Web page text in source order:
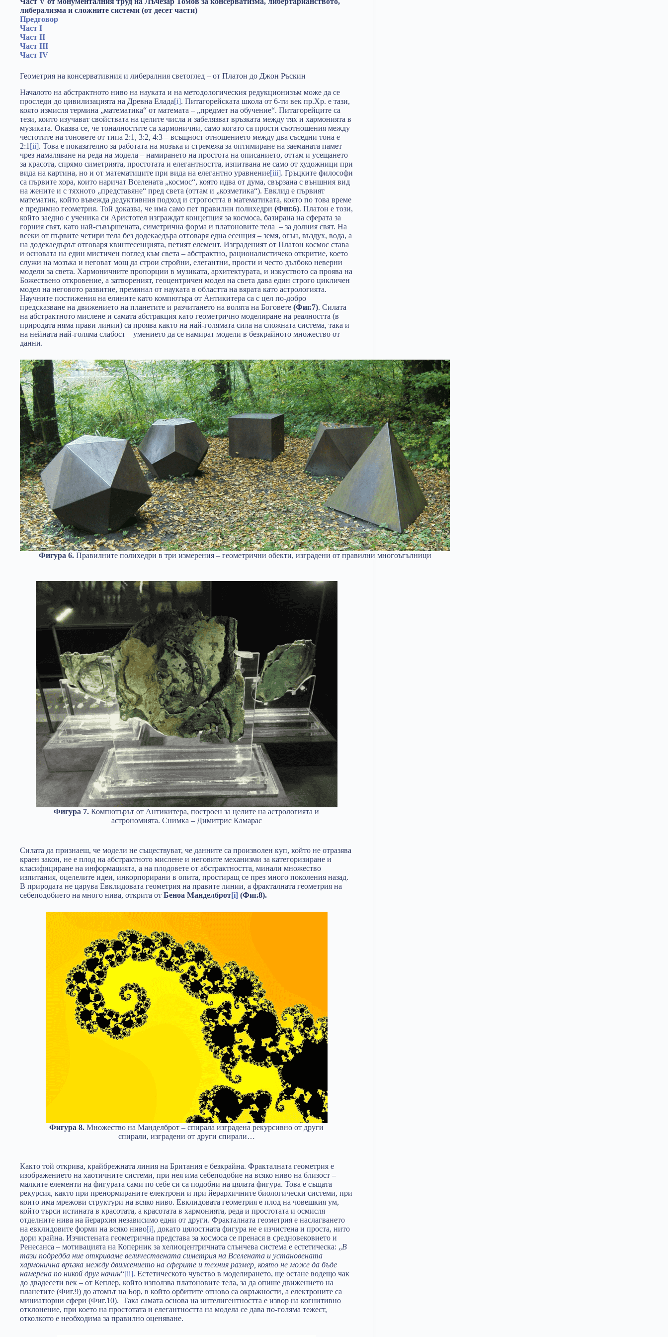
либерализма и сложните системи (от десет части)
Предговор
Част I
Част II
Част III
Част IV
Геометрия на консервативния и либералния светоглед – от Платон до Джон Ръскин
Началото на абстрактното ниво на науката и на методологическия редукционизъм може да се
проследи до цивилизацията на Древна Елада[i]. Питагорейската школа от 6-ти век пр.Хр. е тази,
която измисля термина „математика“ от математа – „предмет на обучение“. Питагорейците са
тези, които изучават свойствата на целите числа и забелязват връзката между тях и хармонията в
музиката. Оказва се, че тоналностите са хармонични, само когато са прости съотношения между
честотите на тоновете от типа 2:1, 3:2, 4:3 – всъщност отношението между два съседни тона е
2:1 [ii]. Това е показателно за работата на мозъка и стремежа за оптимиране на заеманата памет
чрез намаляване на реда на модела – намирането на простота на описанието, оттам и усещането
за красота, спрямо симетрията, простотата и елегантността, изпитвана не само от художници при
вида на картина, но и от математиците при вида на елегантно уравнение[iii]. Гръцките философи
са първите хора, които наричат Вселената „космос“, която идва от дума, свързана с външния вид
на жените и с тяхното „представяне“ пред света (оттам и „козметика“). Евклид е първият
математик, който въвежда дедуктивния подход и строгостта в математиката, която по това време
е предимно геометрия. Той доказва, че има само пет правилни полихедри (Фиг.6). Платон е този,
който заедно с ученика си Аристотел изграждат концепция за космоса, базирана на сферата за
горния свят, като най-съвършената, симетрична форма и платоновите тела – за долния свят. На
всеки от първите четири тела без додекаедъра отговаря една есенция – земя, огън, въздух, вода, а
на додекаедърът отговаря квинтесенцията, петият елемент. Изграденият от Платон космос става
и основата на един мистичен поглед към света – абстрактно, рационалистичеко откритие, което
служи на мозъка и неговат мощ да строи стройни, елегантни, прости и често дълбоко неверни
модели за света. Хармоничните пропорции в музиката, архитектурата, и изкуството са проява на
Божествено откровение, а затвореният, геоцентричен модел на света дава един строго цикличен
модел на неговото развитие, преминал от науката в областта на вярата като астрологията.
Научните постижения на елините като компютъра от Антикитера са с цел по-добро
предсказване на движението на планетите и разчитането на волята на Боговете (Фиг.7). Силата
на абстрактното мислене и самата абстракция като геометрично моделиране на реалността (в
природата няма прави линии) са проява както на най-голямата сила на сложната система, така и
на нейната най-голяма слабост – умението да се намират модели в безкрайното множество от
данни.
Фигура 6.Правилните полихедри в три измерения – геометрични обекти, изградени от правилни многоъгълници
Фигура 7. Компютърът от Антикитера, построен за целите на астрологията и
астрономията. Снимка – Димитрис Камарас
Силата да признаеш, че модели не съществуват, че данните са произволен куп, който не отразява
краен закон, не е плод на абстрактното мислене и неговите механизми за категоризиране и
класифициране на информацията, а на плодовете от абстрактността, минали множество
изпитания, оцелелите идеи, инкорпорирани в опита, простиращ се през много поколения назад.
В природата не царува Евклидовата геометрия на правите линии, а фракталната геометрия на
себеподобието на много нива, открита от Беноа Манделброт[i] (Фиг.8).
Фигура 8. Множество на Манделброт – спирала изградена рекурсивно от други
спирали, изградени от други спирали…
Както той открива, крайбрежната линия на Британия е безкрайна. Фракталната геометрия е
изображението на хаотичните системи, при нея има себеподобие на всяко ниво на близост –
малките елементи на фигурата сами по себе си са подобни на цялата фигура. Това е същата
рекурсия, както при пренормираните електрони и при йерархичните биологически системи, при
които има мрежови структури на всяко ниво. Евклидовата геометрия е плод на човешкия ум,
който търси истината в красотата, а красотата в хармонията, реда и простотата и осмисля
отделните нива на йерархия независимо едни от други. Фракталната геометрия е наслагването
на евклидовите форми на всяко ниво[i], докато цялостната фигура не е изчистена и проста, нито
дори крайна. Изчистената геометрична представа за космоса се пренася в средновековието и
Ренесанса – мотивацията на Коперник за хелиоцентричната слънчева система е естетическа: „В
тази подредба ние откриваме величествената симетрия на Вселената и установената
хармонична връзка между движението на сферите и техния размер, която не може да бъде
намерена по никой друг начин“[ii]. Естетическото чувство в моделирането, ще остане водещо чак
до двадесети век – от Кеплер, който използва платоновите тела, за да опише движението на
планетите (Фиг.9) до атомът на Бор, в който орбитите отново са окръжности, а електроните са
миниатюрни сфери (Фиг.10). Така самата основа на интелигентността е извор на когнитивно
отклонение, при което на простотата и елегантността на модела се дава по-голяма тежест,
отколкото е необходима за правилно оценяване.